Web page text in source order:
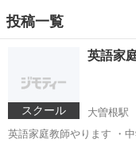
投稿一覧
スクール
英語家
大曽根駅
英語家庭教師やります ・